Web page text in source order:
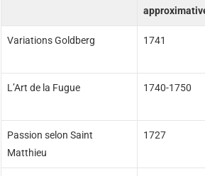
Variations Goldberg 1741
L’Art de la Fugue 1740-1750
Passion selon Saint
Matthieu
1727